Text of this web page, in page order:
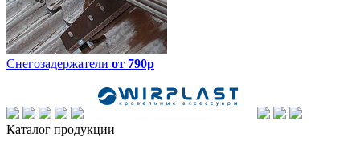
Снегозадержатели от 790р
Каталог продукции